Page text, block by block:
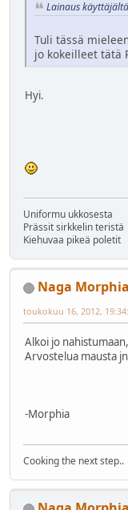
Lainaus
Tuli tässä
jo kokeilleet tätä
Hyi.
Uniformu ukkosesta
Prässit sirkkelin teristä
Kiehuvaa pikeä poletit
Naga Morphia
toukokuu 16, 2012,
Alkoi jo
Arvostelua mausta
-Morphia
Cooking the next step..